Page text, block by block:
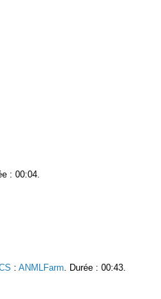
: 00:04.
: ANMLFarm . Durée : 00:43.